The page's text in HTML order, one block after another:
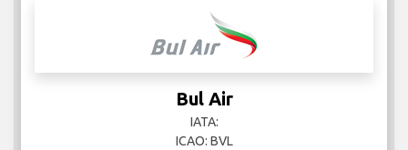
Bul Air
IATA:
ICAO: BVL